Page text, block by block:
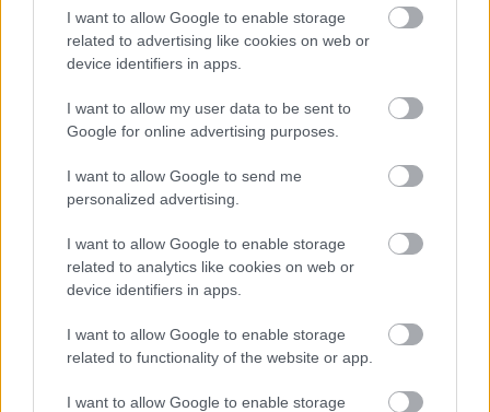
I want to allow Google to enable storage
related to advertising like cookies on web or
device identifiers in apps.
I want to allow my user data to be sent to
Google for online advertising purposes.
I want to allow Google to send me
personalized advertising.
I want to allow Google to enable storage
related to analytics like cookies on web or
device identifiers in apps.
I want to allow Google to enable storage
related to functionality of the website or app.
I want to allow Google to enable storage